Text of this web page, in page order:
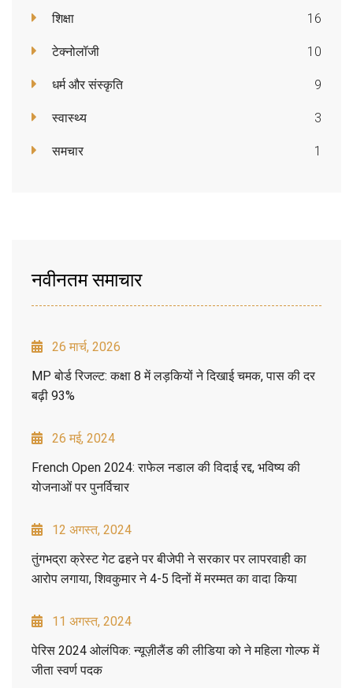
शिक्षा 16
टेक्नोलॉजी 10
धर्म और संस्कृति 9
स्वास्थ्य 3
समचार 1
नवीनतम समाचार
26 मार्च, 2026
MP बोर्ड रिजल्ट: कक्षा 8 में लड़कियों ने दिखाई चमक, पास की दर
बढ़ी 93%
26 मई, 2024
French Open 2024: राफेल नडाल की विदाई रद्द, भविष्य की
योजनाओं पर पुनर्विचार
12 अगस्त, 2024
तुंगभद्रा क्रेस्ट गेट ढहने पर बीजेपी ने सरकार पर लापरवाही का
आरोप लगाया, शिवकुमार ने 4-5 दिनों में मरम्मत का वादा किया
11 अगस्त, 2024
पेरिस 2024 ओलंपिक: न्यूज़ीलैंड की लीडिया को ने महिला गोल्फ में
जीता स्वर्ण पदक